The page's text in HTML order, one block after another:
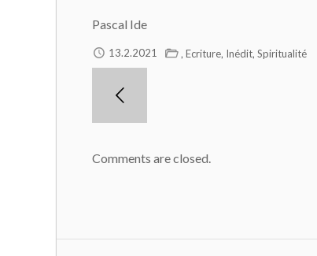
Pascal Ide
13.2.2021 , Ecriture, Inédit, Spiritualité
Comments are closed.